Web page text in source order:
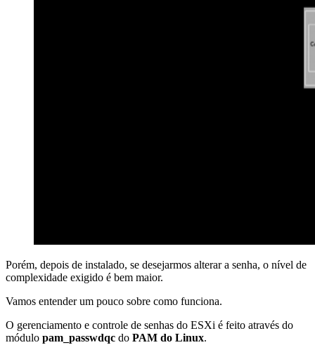
Porém, depois de instalado, se desejarmos alterar a senha, o nível de
complexidade exigido é bem maior.
Vamos entender um pouco sobre como funciona.
O gerenciamento e controle de senhas do ESXi é feito através do
módulo pam_passwdqc do PAM do Linux.